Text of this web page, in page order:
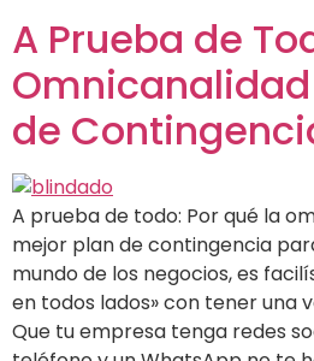
A Prueba de
de
A prueba de todo: Por qué la
mejor plan de contingencia
mundo de los negocios, es
en todos lados» con tener una
Que tu empresa tenga redes